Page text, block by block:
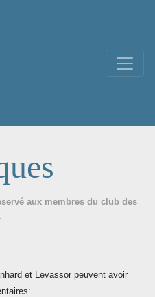
aux membres du club des
et Levassor peuvent avoir